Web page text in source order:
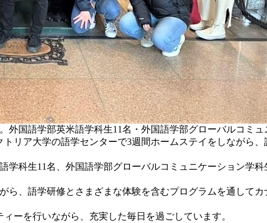
国語学部英米語学科生11名・外国語学部グローバルコミ
リア大学の語学センターで3週間ホームステイをしながら
科生11名、外国語学部グローバルコミュニケーション学科
、語学研修とさまざまな体験を含むプログラムを通して
ーを行いながら、充実した毎日を過ごしています。